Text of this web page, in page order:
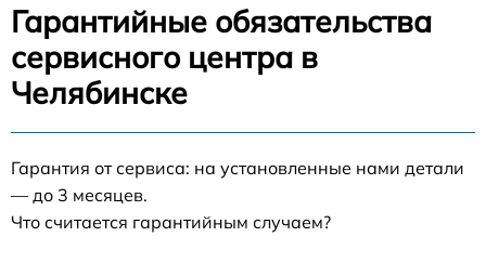
Гарантийные обязательства
сервисного центра в
Челябинске
Гарантия от сервиса: на установленные нами детали
— до 3 месяцев.
Что считается гарантийным случаем?